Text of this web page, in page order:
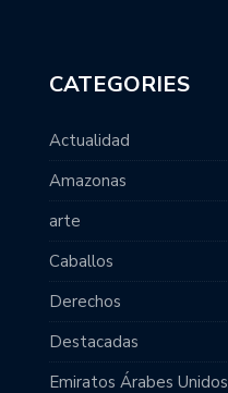
CATEGORIES
Actualidad
Amazonas
arte
Caballos
Derechos
Destacadas
Emiratos Árabes Unidos